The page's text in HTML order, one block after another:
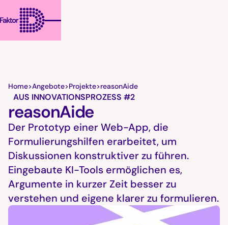
Home>Angebote>Projekte>reasonAide
AUS INNOVATIONSPROZESS #2
reasonAide
Der Prototyp einer Web-App, die
Formulierungshilfen erarbeitet, um
Diskussionen konstruktiver zu führen.
Eingebaute KI-Tools ermöglichen es,
Argumente in kurzer Zeit besser zu
verstehen und eigene klarer zu formulieren.